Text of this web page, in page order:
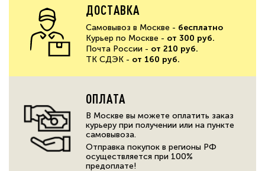
ДОСТАВКА
Самовывоз в Москве - бесплатно
Курьер по Москве - от 300 руб.
Почта России - от 210 руб.
ТК СДЭК - от 160 руб.
ОПЛАТА
В Москве вы можете оплатить заказ
курьеру при получении или на пункте
самовывоза.
Отправка покупок в регионы РФ
осуществляется при 100%
предоплате!